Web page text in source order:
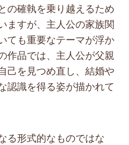
の確執を乗り越えるため
ますが、主人公の家族関
ても重要なテーマが浮か
作品では、主人公が父親
己を見つめ直し、結婚や
認識を得る姿が描かれて
る形式的なものではな